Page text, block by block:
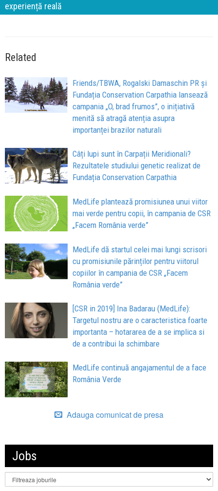
experiență reală
Related
Friends/TBWA, Rogalski Damaschin PR și
Fundația Conservation Carpathia lansează
campania „O, brad frumos”, o inițiativă
menită să atragă atenția asupra
importanței brazilor naturali
Câți lupi sunt în Carpații Meridionali?
Rezultatele studiului genetic realizat de
Fundația Conservation Carpathia
MedLife plantează promisiunea unui viitor
mai verde pentru copii, în campania de CSR
„Facem România verde”
MedLife dă startul celei mai lungi scrisori
cu promisiunile părinților pentru viitorul
copiilor în campania de CSR „Facem
România verde”
[CSR in 2019] Ina Badarau (MedLife):
Targetul nostru are o caracteristica foarte
importanta – hotararea de a se implica si
de a contribui la schimbare
MedLife continuă angajamentul de a face
România Verde
Adauga comunicat de presa
Jobs